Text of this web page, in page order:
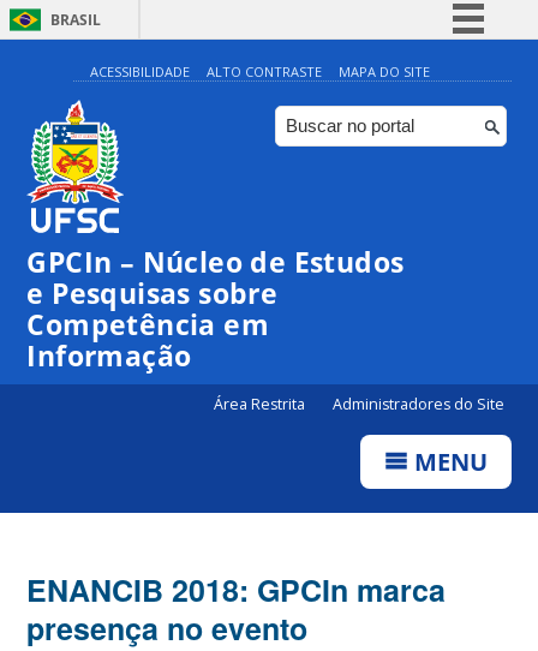
BRASIL
Simplifique!
Comunica BR
Participe
Canais
ACESSIBILIDADE ALTO CONTRASTE MAPA DO SITE
GPCIn – Núcleo de Estudos
e Pesquisas sobre
Competência em
Informação
Área Restrita Administradores do Site
MENU
ENANCIB 2018: GPCIn marca
presença no evento